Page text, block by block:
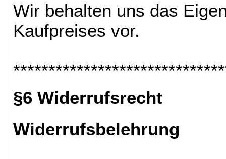
Wir behalten uns das
Kaufpreises vor.
§6 Widerrufsrecht
Widerrufsbelehrung